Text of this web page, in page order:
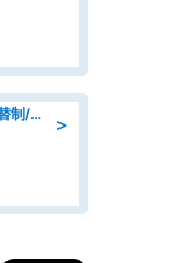
＞
組立・組付け/高収入/日払いOK/交替制/20・30・40代活躍中/製造 工場